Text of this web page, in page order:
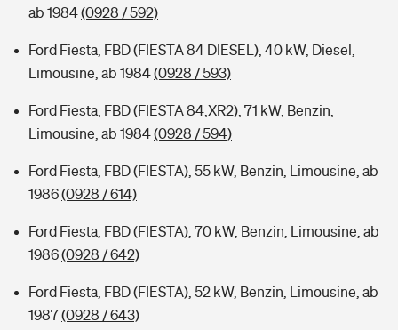
ab 1984(0928 / 592)
Ford Fiesta, FBD (FIESTA 84 DIESEL), 40 kW, Diesel,
Limousine, ab 1984(0928 / 593)
Ford Fiesta, FBD (FIESTA 84,XR2), 71 kW, Benzin,
Limousine, ab 1984(0928 / 594)
Ford Fiesta, FBD (FIESTA), 55 kW, Benzin, Limousine, ab
1986(0928 / 614)
Ford Fiesta, FBD (FIESTA), 70 kW, Benzin, Limousine, ab
1986(0928 / 642)
Ford Fiesta, FBD (FIESTA), 52 kW, Benzin, Limousine, ab
1987(0928 / 643)